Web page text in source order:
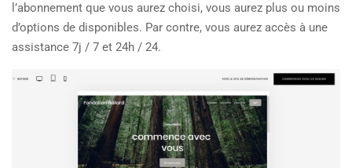
l’abonnement que vous aurez choisi, vous aurez plus ou moins
d’options de disponibles. Par contre, vous aurez accès à une
assistance 7j / 7 et 24h / 24.